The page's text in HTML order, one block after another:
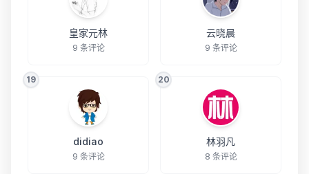
皇家元林
9 条评论
云晓晨
9 条评论
19
didiao
9 条评论
20
林羽凡
8 条评论